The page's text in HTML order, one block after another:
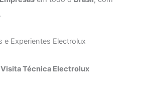
e Experientes Electrolux
Técnica Electrolux